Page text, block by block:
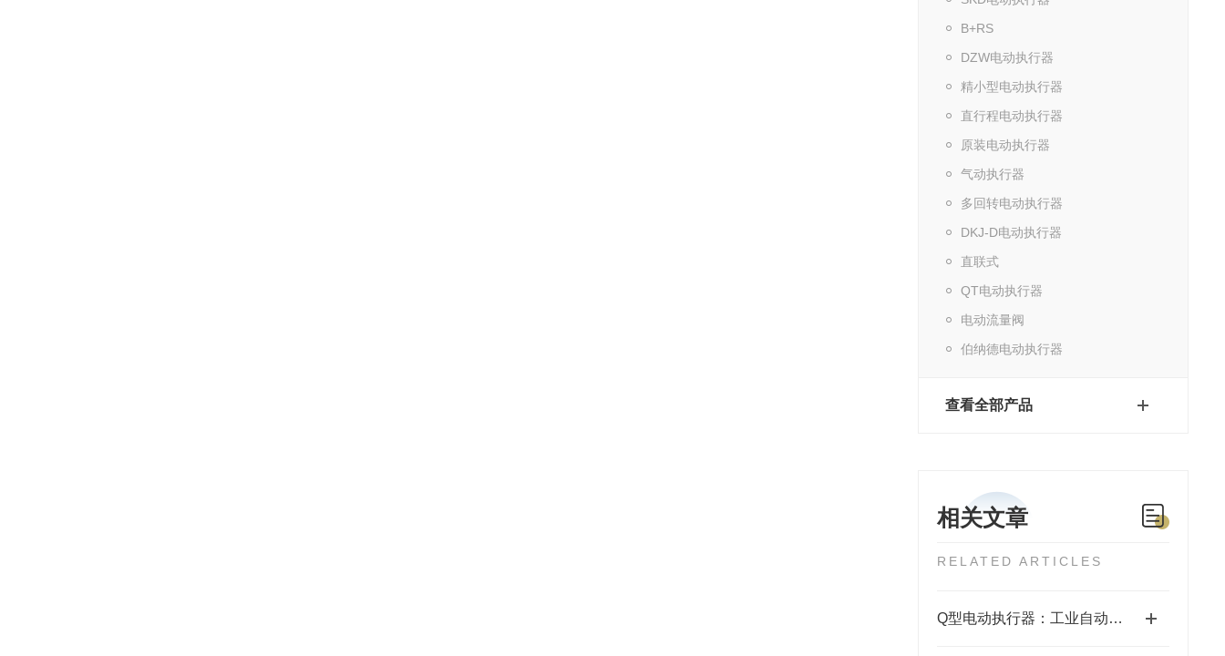
B+RS
DZW电动执行器
精小型电动执行器
直行程电动执行器
原装电动执行器
气动执行器
多回转电动执行器
DKJ-D电动执行器
直联式
QT电动执行器
电动流量阀
伯纳德电动执行器
查看全部产品
相关文章
RELATED ARTICLES
Q型电动执行器：工业自动化中的高效驱动器